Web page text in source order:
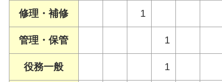
修理・補修 1
管理・保管 1
役務一般 1